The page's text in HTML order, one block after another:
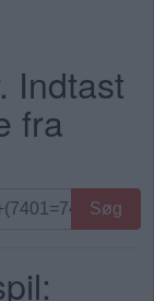
Indtast
fra
Søg